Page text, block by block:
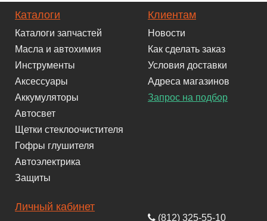
Каталоги
Каталоги запчастей
Масла и автохимия
Инструменты
Аксессуары
Аккумуляторы
Автосвет
Щетки стеклоочистителя
Гофры глушителя
Автоэлектрика
Защиты
Клиентам
Новости
Как сделать заказ
Условия доставки
Адреса магазинов
Запрос на подбор
Личный кабинет
(812) 325-55-10